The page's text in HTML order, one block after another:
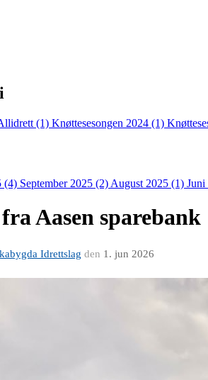
(1) Knøttesesongen 2024 (1)
(4) September 2025 (2) August 2025 (1) Juni
Aasen sparebank
Idrettslag den 1. jun 2026